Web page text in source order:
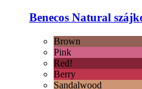
Benecos Natural
Brown
Pink
Red!
Berry
Sandalwood